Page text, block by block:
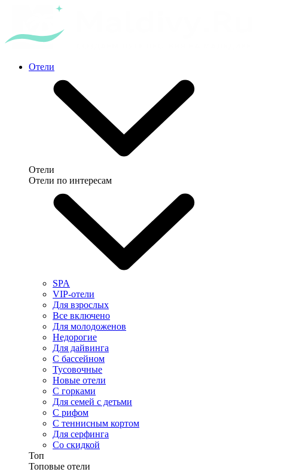
Отели
Отели
Отели по интересам
SPA
VIP-отели
Для взрослых
Все включено
Для молодоженов
Недорогие
Для дайвинга
С бассейном
Тусовочные
Новые отели
С горками
Для семей с детьми
С рифом
С теннисным кортом
Для серфинга
Со скидкой
Топ
Топовые отели